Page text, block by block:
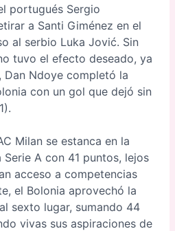
portugués Sergio
a Santi Giménez en el
al serbio Luka Jović. Sin
tuvo el efecto deseado, ya
Dan Ndoye completó la
con un gol que dejó sin
Milan se estanca en la
A con 41 puntos, lejos
acceso a competencias
el Bolonia aprovechó la
sexto lugar, sumando 44
vivas sus aspiraciones de